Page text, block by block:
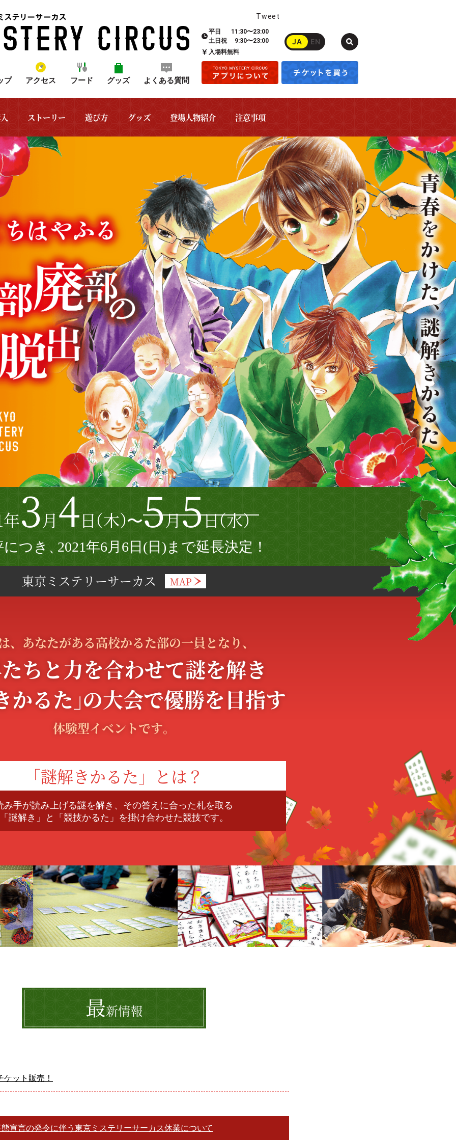
プ アクセス フード グッズ よくある質問
Tweet
平日
11:30〜23:00
土日祝
9:30〜23:00
入場料無料
JA EN
ストーリー 遊び方 グッズ 登場人物紹介 注意事項
3月4日
（木）〜5月5日（水）
につき、
2021年6月6日(日)まで延長決定！
東京ミステリーサーカス MAP
、あなたがある高校かるた部の一員となり、
ちと力を合わせて謎を解き
かるた」の大会で優勝を目指す
体験型イベントです。
「謎解きかるた」とは？
み手が読み上げる謎を解き、その答えに合った札を取る
「謎解き」と「競技かるた」を掛け合わせた競技です。
最新情報
ット販売！
宣言の発令に伴う東京ミステリーサーカス休業について